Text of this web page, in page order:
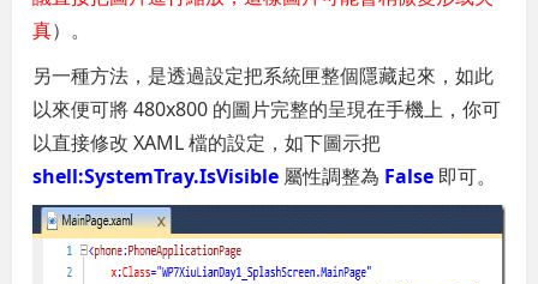
真）。
另一種方法，是透過設定把系統匣整個隱藏起來，如此
以來便可將 480x800 的圖片完整的呈現在手機上，你可
以直接修改 XAML 檔的設定，如下圖示把
shell:SystemTray.IsVisible 屬性調整為 False 即可。